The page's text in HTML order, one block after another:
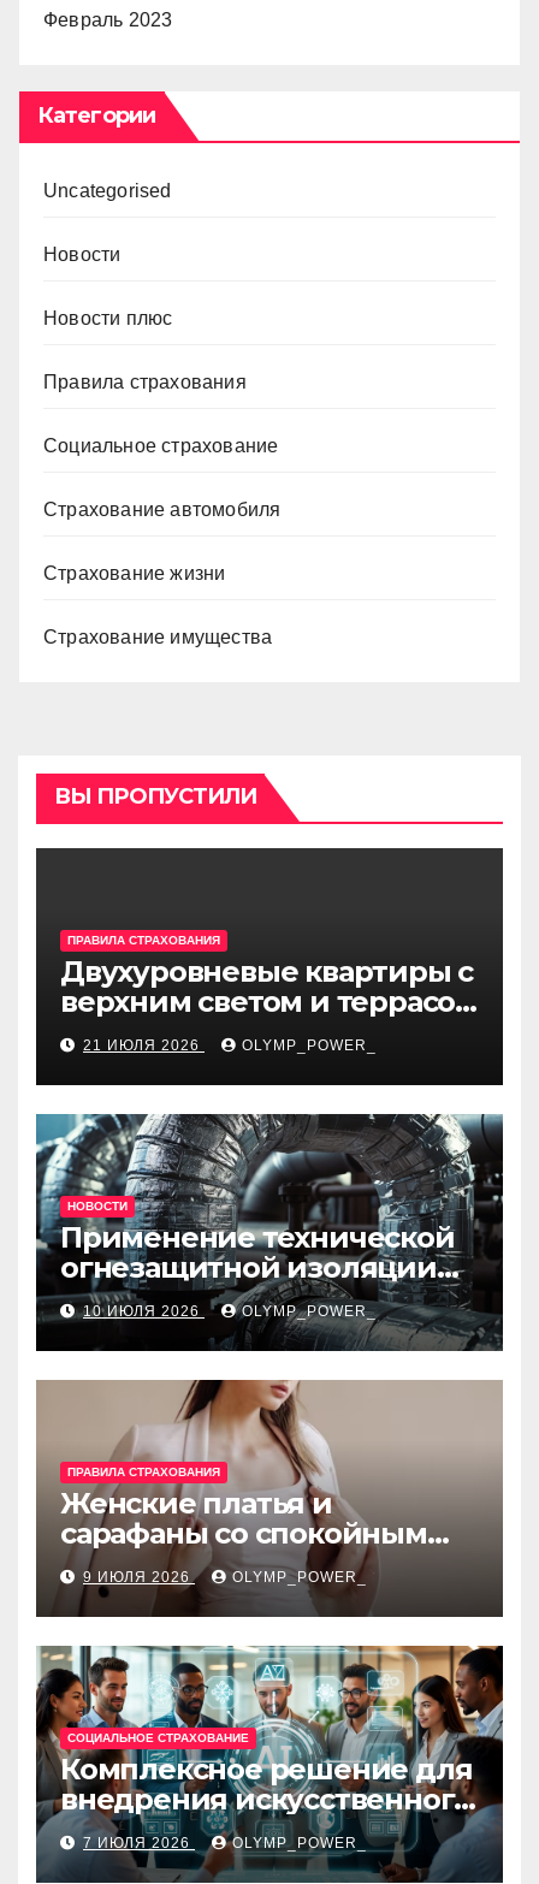
Февраль 2023
Категории
Uncategorised
Новости
Новости плюс
Правила страхования
Социальное страхование
Страхование автомобиля
Страхование жизни
Страхование имущества
ВЫ ПРОПУСТИЛИ
ПРАВИЛА СТРАХОВАНИЯ
Двухуровневые квартиры с
верхним светом и террасой
в готовом жилом
комплексе
21 ИЮЛЯ 2026 OLYMP_POWER_
НОВОСТИ
Применение технической
огнезащитной изоляции
для промышленных
объектов и нормативные
требования
10 ИЮЛЯ 2026 OLYMP_POWER_
ПРАВИЛА СТРАХОВАНИЯ
Женские платья и
сарафаны со спокойным
силуэтом, комфортной
посадкой и размерами 42–
48
9 ИЮЛЯ 2026 OLYMP_POWER_
СОЦИАЛЬНОЕ СТРАХОВАНИЕ
Комплексное решение для
внедрения искусственного
интеллекта в бизнес-
процессы
7 ИЮЛЯ 2026 OLYMP_POWER_